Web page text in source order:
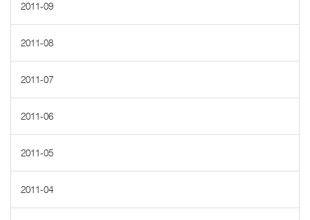
2011-09
2011-08
2011-07
2011-06
2011-05
2011-04